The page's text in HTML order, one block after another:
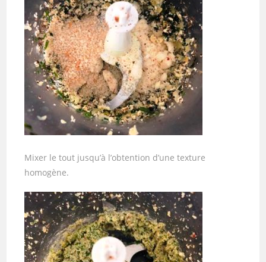
Mixer le tout jusqu’à l’obtention d’une texture
homogène.